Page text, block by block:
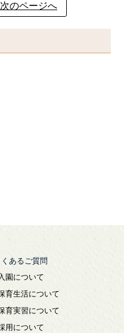
次のページへ
くあるご質問
園について
育生活について
育実習について
用について